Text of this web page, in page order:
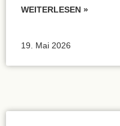
WEITERLESEN »
19. Mai 2026